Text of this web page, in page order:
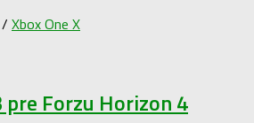
/ Xbox One X
Forzu Horizon 4